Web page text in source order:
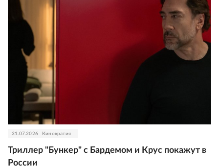
31.07.2026 Кинократия
Триллер "Бункер" с Бардемом и Крус покажут в
России